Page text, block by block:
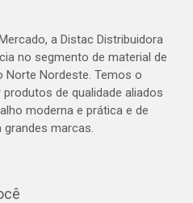
a Distac Distribuidora
no segmento de material de
Nordeste. Temos o
de qualidade aliados
moderna e prática e de
marcas.